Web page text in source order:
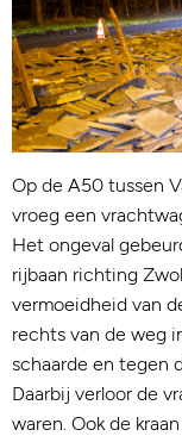
Op de A50 tussen
vroeg een
Het ongeval
rijbaan richting
vermoeidheid van
rechts van de weg
schaarde en tegen
Daarbij verloor de
waren. Ook de